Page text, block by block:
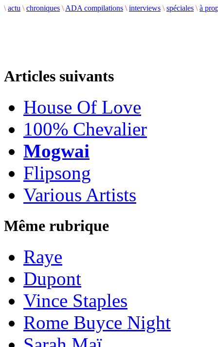
\ actu \ chroniques \ ADA compilations \ interviews \ spéciales \ à
Articles suivants
House Of Love
100% Chevalier
Mogwai
Flipsong
Various Artists
Même rubrique
Raye
Dupont
Vince Staples
Rome Buyce Night